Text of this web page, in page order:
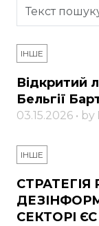
ІНШЕ
Відкритий
Бельгії
03.15.2026 • by
ІНШЕ
СТРАТЕГІЯ
СЕКТОРІ ЄС